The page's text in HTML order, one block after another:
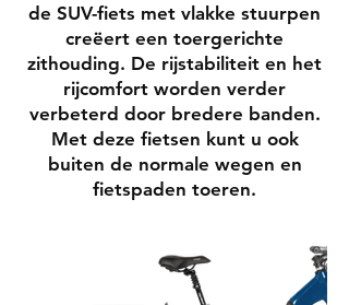
de SUV-fiets met vlakke stuurpen
creëert een toergerichte
zithouding. De rijstabiliteit en het
rijcomfort worden verder
verbeterd door bredere banden.
Met deze fietsen kunt u ook
buiten de normale wegen en
fietspaden toeren.